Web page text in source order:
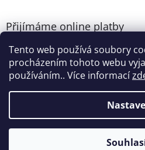
Tento web používá soubory
procházením tohoto webu
používáním.. Více informací
Přijímáme online platby
Vytvořil
CARVEL.CZ.